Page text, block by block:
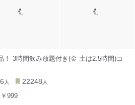
！ 3時間飲み放題付き(金 土は2.5時間)コ
人 22248 人
999